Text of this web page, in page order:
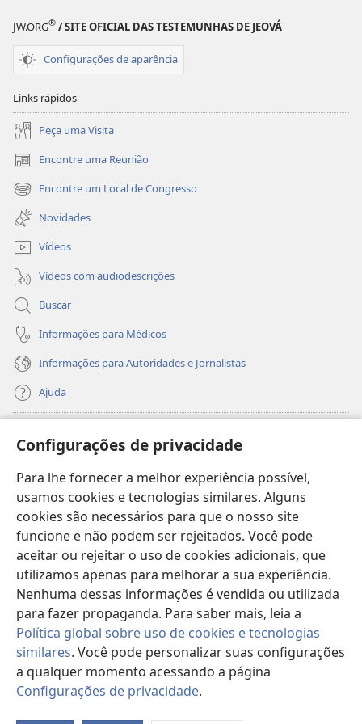
Configurações de privacidade
Para lhe fornecer a melhor experiência possível,
usamos cookies e tecnologias similares. Alguns
cookies são necessários para que o nosso site
funcione e não podem ser rejeitados. Você pode
aceitar ou rejeitar o uso de cookies adicionais, que
utilizamos apenas para melhorar a sua experiência.
Nenhuma dessas informações é vendida ou utilizada
para fazer propaganda. Para saber mais, leia a
Política global sobre uso de cookies e tecnologias
similares. Você pode personalizar suas configurações
a qualquer momento acessando a página
Configurações de privacidade.
gostariam
Deus
gostariam
Deus
JW.ORG® / SITE OFICIAL DAS TESTEMUNHAS DE JEOVÁ
Configurações de aparência
Links rápidos
Peça uma Visita
Encontre uma Reunião
(abre
nova
janela)
Encontre um Local de Congresso
(abre
nova
janela)
Novidades
Vídeos
Vídeos com audiodescrições
Buscar
Informações para Médicos
Informações para Autoridades e Jornalistas
Ajuda
(abre
nova
janela)
Biblioteca On-line da Torre de Vigia™
(abre
nova
janela)JW Hub
(abre
nova
janela)JW Library
Watchtower Library
Copyright© 2026 Watch Tower Bible and Tract Society of Pennsylvania.
TERMOS DE USO | POLÍTICA DE PRIVACIDADE
PRIVACIDADE